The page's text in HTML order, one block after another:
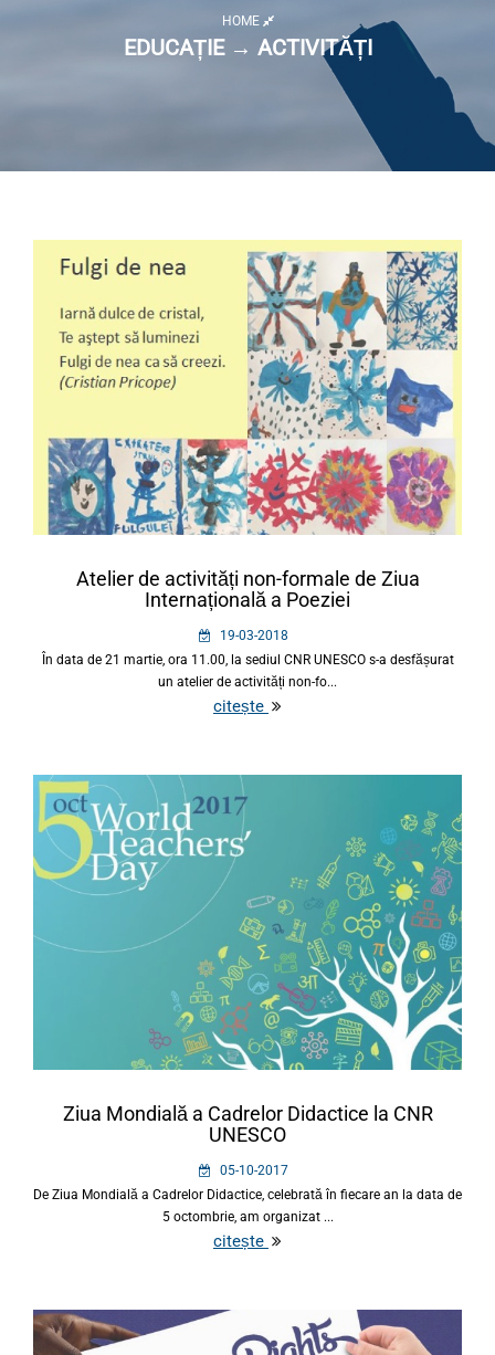
HOME
EDUCAȚIE → ACTIVITĂȚI
Listă activități
Atelier de activități non-formale de Ziua
Internațională a Poeziei
19-03-2018
În data de 21 martie, ora 11.00, la sediul CNR UNESCO s-a desfășurat
un atelier de activități non-fo...
citește
Ziua Mondială a Cadrelor Didactice la CNR
UNESCO
05-10-2017
De Ziua Mondială a Cadrelor Didactice, celebrată în fiecare an la data de
5 octombrie, am organizat ...
citește